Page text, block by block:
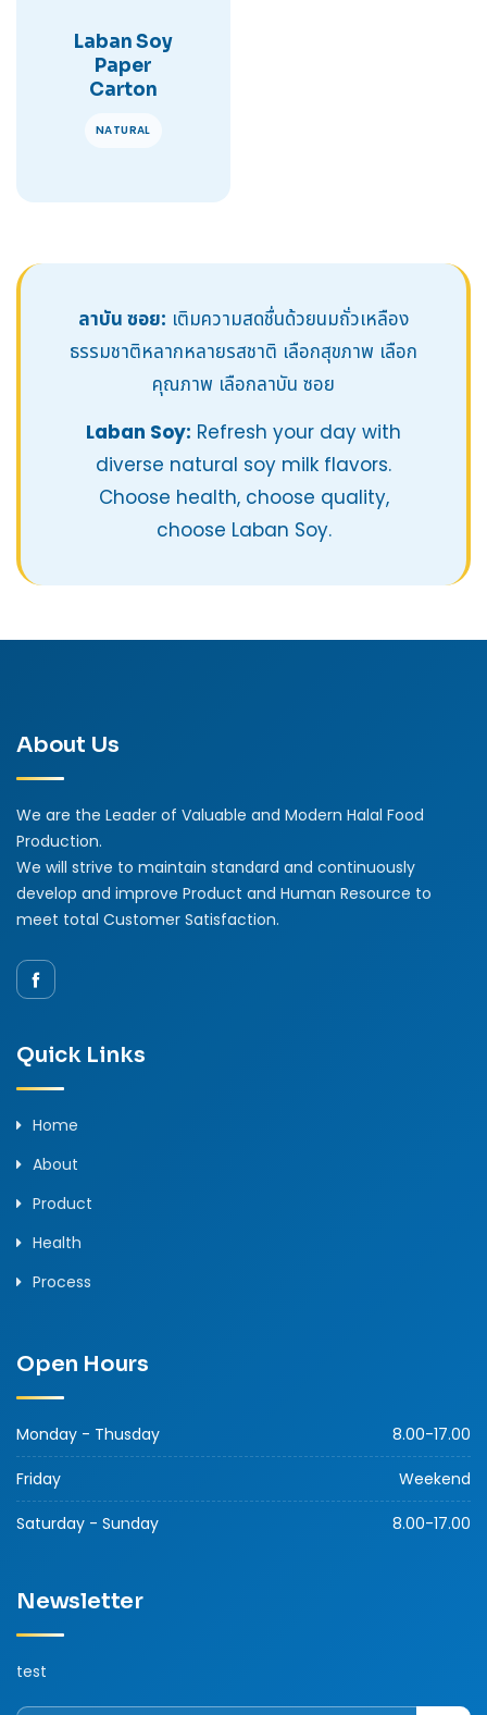
Laban Soy
Paper
Carton
NATURAL
ลาบัน ซอย: เติมความสดชื่นด้วยนมถั่วเหลือง
ธรรมชาติหลากหลายรสชาติ เลือกสุขภาพ เลือก
คุณภาพ เลือกลาบัน ซอย
Laban Soy: Refresh your day with
diverse natural soy milk flavors.
Choose health, choose quality,
choose Laban Soy.
About Us
We are the Leader of Valuable and Modern Halal Food
Production.
We will strive to maintain standard and continuously
develop and improve Product and Human Resource to
meet total Customer Satisfaction.
Quick Links
Home
About
Product
Health
Process
Open Hours
Monday - Thusday 8.00-17.00
Friday Weekend
Saturday - Sunday 8.00-17.00
Newsletter
test